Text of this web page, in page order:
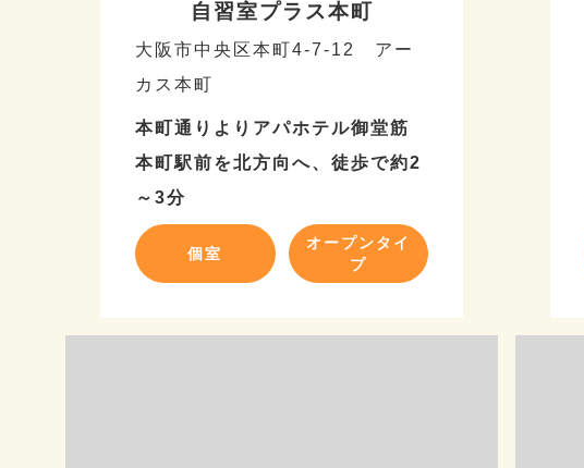
自習室プラス本町
大阪市中央区本町4-7-12 アー
カス本町
本町通りよりアパホテル御堂筋
本町駅前を北方向へ、徒歩で約2
～3分
個室
オープンタイ
プ